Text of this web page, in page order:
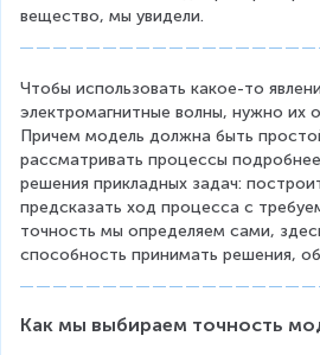
r
2
}
вещество, мы увидели.
Чтобы использовать какое-то
электромагнитные волны, нужно их
Причем модель должна быть
рассматривать процессы
решения прикладных задач:
предсказать ход процесса с
точность мы определяем сами,
способность принимать решения,
Как мы выбираем точность